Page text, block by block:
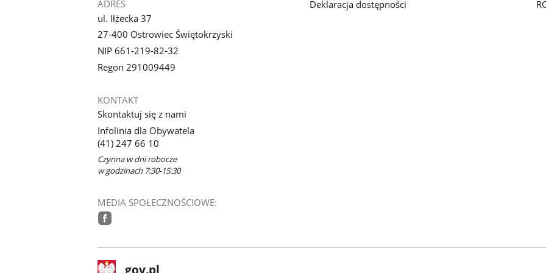
ADRES
ul. Iłżecka 37
27-400 Ostrowiec Świętokrzyski
NIP 661-219-82-32
Regon 291009449
KONTAKT
Skontaktuj się z nami
Infolinia dla Obywatela
(41) 247 66 10
Czynna w dni robocze
w godzinach 7:30-15:30
MEDIA SPOŁECZNOŚCIOWE:
Deklaracja dostępności
stopkaStrona